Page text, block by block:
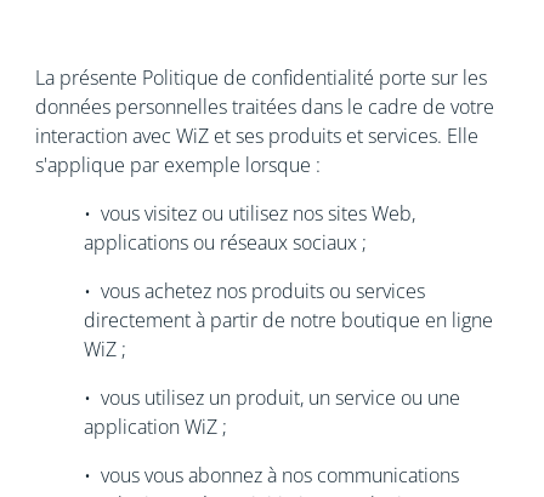
La présente Politique de confidentialité porte sur les
données personnelles traitées dans le cadre de votre
interaction avec WiZ et ses produits et services. Elle
s'applique par exemple lorsque :
• vous visitez ou utilisez nos sites Web,
applications ou réseaux sociaux ;
• vous achetez nos produits ou services
directement à partir de notre boutique en ligne
WiZ ;
• vous utilisez un produit, un service ou une
application WiZ ;
• vous vous abonnez à nos communications